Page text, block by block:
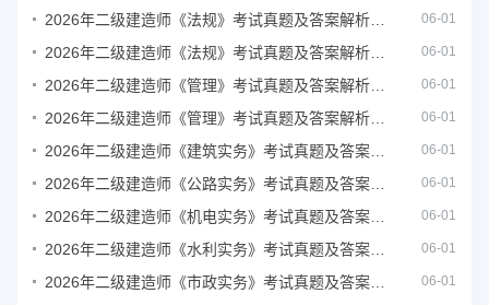
06-01
06-01
06-01
06-01
06-01
06-01
06-01
06-01
06-01